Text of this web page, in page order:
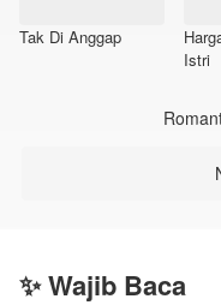
Tak Di Anggap
Istri
✨ Wajib Baca